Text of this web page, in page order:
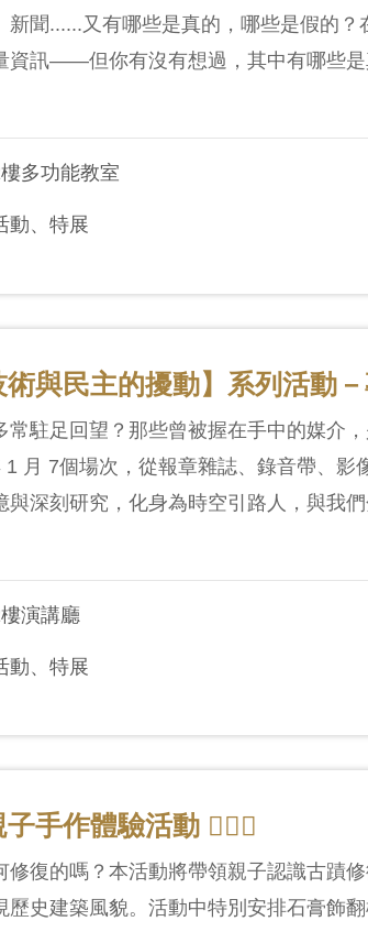
新聞......又有哪些是真的，哪些是假的？
資訊——但你有沒有想過，其中有哪些
多功能教室
動、特展
術與民主的擾動】系列活動
駐足回望？那些曾被握在手中的媒介
月 7個場次，從報章雜誌、錄音帶、影
深刻研究，化身為時空引路人，與我
演講廳
動、特展
手作體驗活動 👷🏻‍♀️
復的嗎？本活動將帶領親子認識古蹟
史建築風貌。活動中特別安排石膏飾